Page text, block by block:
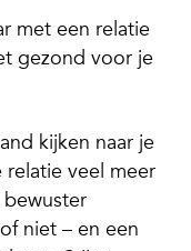
met een relatie
gezond voor je
kijken naar je
veel meer
niet – en een